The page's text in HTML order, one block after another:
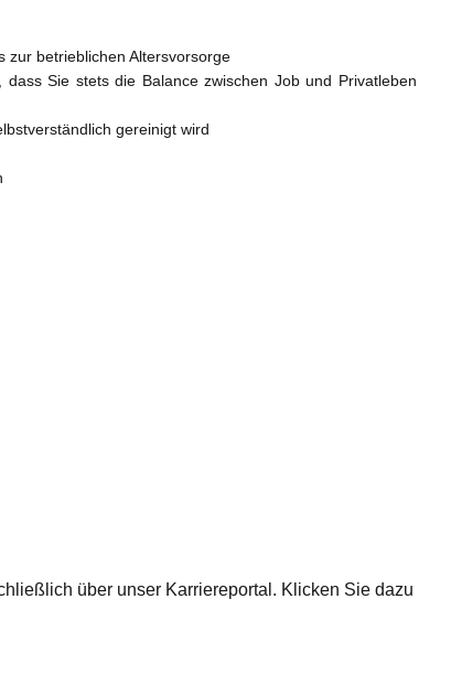
zur betrieblichen Altersvorsorge
Sie stets die Balance zwischen Job und Privatleben
gereinigt wird
über unser Karriereportal. Klicken Sie dazu